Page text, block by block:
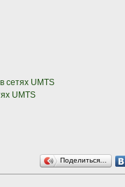
сетях UMTS
UMTS
Поделиться…